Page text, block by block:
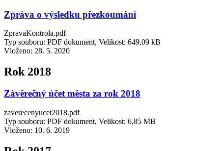
Zpráva o výsledku přezkoumání
ZpravaKontrola.pdf
Typ souboru: PDF dokument, Velikost: 649,09 kB
Vloženo: 28. 5. 2020
Rok 2018
Závěrečný účet města za rok 2018
zaverecenyucet2018.pdf
Typ souboru: PDF dokument, Velikost: 6,85 MB
Vloženo: 10. 6. 2019